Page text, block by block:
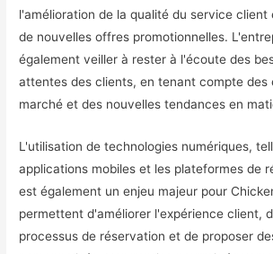
l'amélioration de la qualité du service client
de nouvelles offres promotionnelles.
également veiller à rester à l'écoute des
attentes des clients, en tenant compte des
marché et des nouvelles tendances en
L'utilisation de technologies numériques,
applications mobiles et les plateformes de
est également un enjeu majeur pour
permettent d'améliorer l'expérience client,
processus de réservation et de proposer